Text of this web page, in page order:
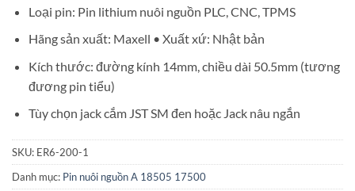
Loại pin: Pin lithium nuôi nguồn PLC, CNC, TPMS
Hãng sản xuất: Maxell • Xuất xứ: Nhật bản
Kích thước: đường kính 14mm, chiều dài 50.5mm (tương
đương pin tiểu)
Tùy chọn jack cắm JST SM đen hoặc Jack nâu ngắn
SKU: ER6-200-1
Danh mục: Pin nuôi nguồn A 18505 17500